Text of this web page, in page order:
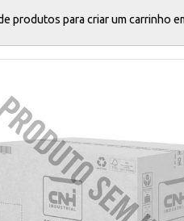
produtos para criar um carrinho